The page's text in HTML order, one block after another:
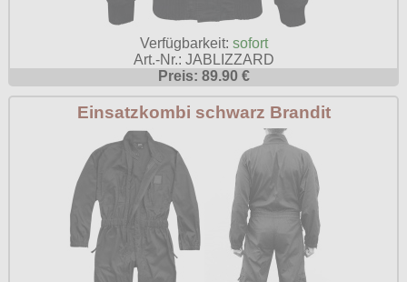
Verfügbarkeit: sofort
Art.-Nr.: JABLIZZARD
Preis: 89.90 €
Einsatzkombi schwarz Brandit